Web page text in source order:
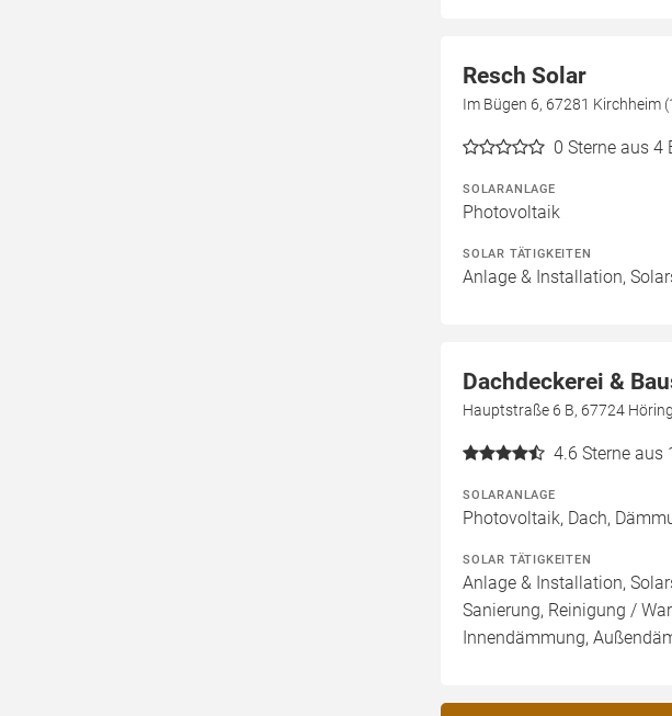
Resch Solar
Im Bügen 6, 67281 Kirchheim
0 Sterne aus 4
SOLARANLAGE
Photovoltaik
SOLAR TÄTIGKEITEN
Anlage & Installation,
Dachdeckerei &
Hauptstraße 6 B, 67724
4.6 Sterne aus
SOLARANLAGE
Photovoltaik, Dach,
SOLAR TÄTIGKEITEN
Anlage & Installation,
Sanierung, Reinigung /
Innendämmung,